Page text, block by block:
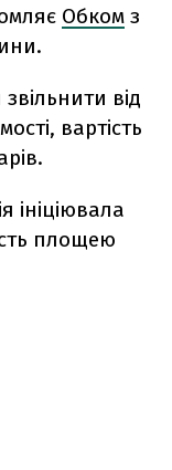
Обком з
від
вартість
ініціювала
площею